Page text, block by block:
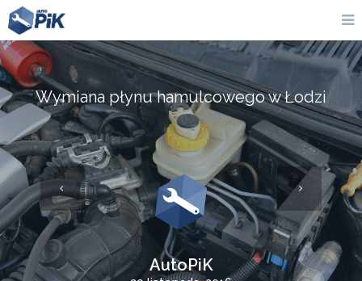
Wymiana płynu hamulcowego w Łodzi
AutoPiK